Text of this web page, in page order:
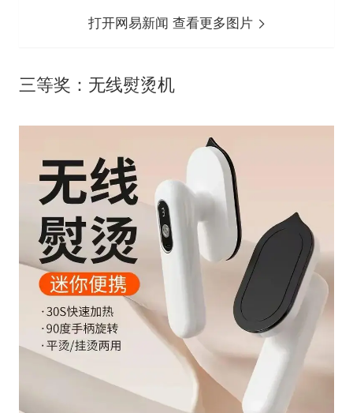
打开网易新闻 查看更多图片
三等奖：无线熨烫机